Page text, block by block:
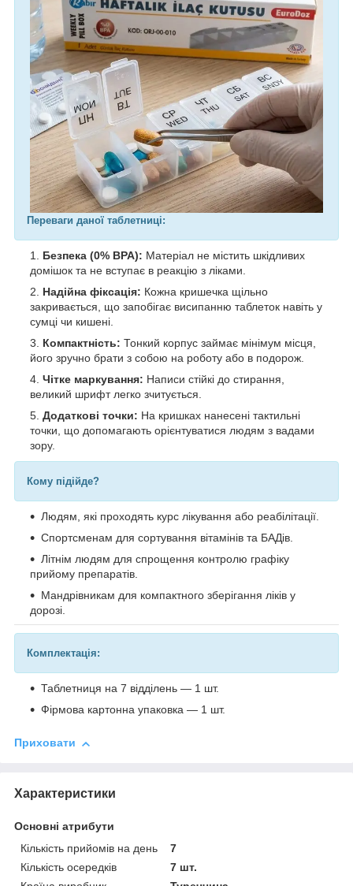
Переваги даної таблетниці:
Безпека (0% BPA): Матеріал не містить шкідливих
домішок та не вступає в реакцію з ліками.
Надійна фіксація: Кожна кришечка щільно
закривається, що запобігає висипанню таблеток навіть у
сумці чи кишені.
Компактність: Тонкий корпус займає мінімум місця,
його зручно брати з собою на роботу або в подорож.
Чітке маркування: Написи стійкі до стирання,
великий шрифт легко зчитується.
Додаткові точки: На кришках нанесені тактильні
точки, що допомагають орієнтуватися людям з вадами
зору.
Кому підійде?
Людям, які проходять курс лікування або реабілітації.
Спортсменам для сортування вітамінів та БАДів.
Літнім людям для спрощення контролю графіку
прийому препаратів.
Мандрівникам для компактного зберігання ліків у
дорозі.
Комплектація:
Таблетниця на 7 відділень — 1 шт.
Фірмова картонна упаковка — 1 шт.
Приховати
Характеристики
Основні атрибути
Кількість прийомів на день
7
Кількість осередків
7 шт.